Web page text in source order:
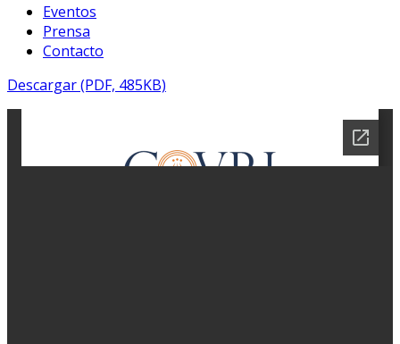
Eventos
Prensa
Contacto
Descargar (PDF, 485KB)